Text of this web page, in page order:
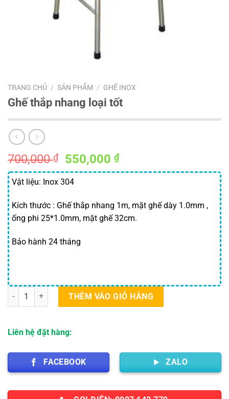
TRANG CHỦ / SẢN PHẨM / GHẾ INOX
Ghế thắp nhang loại tốt
700,000₫
Giá
gốc
là:
550,000₫Giá
hiện
550,000 ₫.
Vật liệu: Inox 304
Kích thước : Ghế thắp nhang 1m, mặt ghế dày 1.0mm ,
ống phi 25*1.0mm, mặt ghế 32cm.
Bảo hành 24 tháng
Ghế thắp nhang loại tốt số lượngTHÊM VÀO GIỎ HÀNG
Liên hệ đặt hàng:
FACEBOOK ZALO